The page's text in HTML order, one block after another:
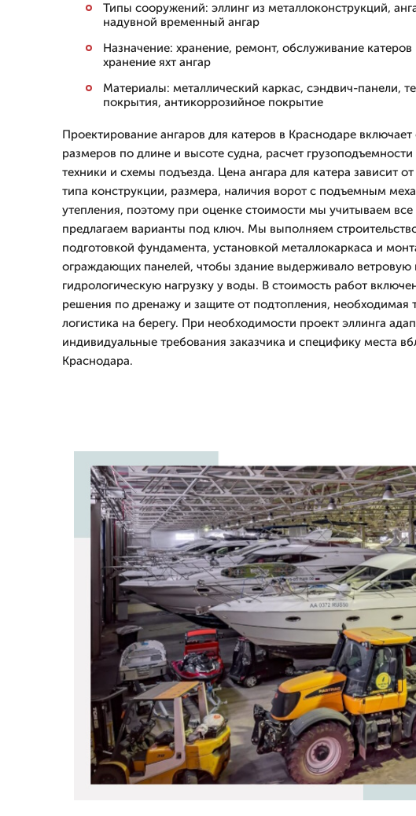
Типы сооружений: эллинг из металлоконструкций,
надувной временный ангар
Назначение: хранение, ремонт, обслуживание катеров
хранение яхт ангар
Материалы: металлический каркас, сэндвич-панели,
покрытия, антикоррозийное покрытие
Проектирование ангаров для катеров в Краснодаре
размеров по длине и высоте судна, расчет
техники и схемы подъезда. Цена ангара для катера зависит
типа конструкции, размера, наличия ворот с подъемным
утепления, поэтому при оценке стоимости мы учитываем
предлагаем варианты под ключ. Мы выполняем
подготовкой фундамента, установкой металлокаркаса и
ограждающих панелей, чтобы здание выдерживало ветровую
гидрологическую нагрузку у воды. В стоимость работ
решения по дренажу и защите от подтопления, необходимая
логистика на берегу. При необходимости проект эллинга
индивидуальные требования заказчика и специфику места
Краснодара.